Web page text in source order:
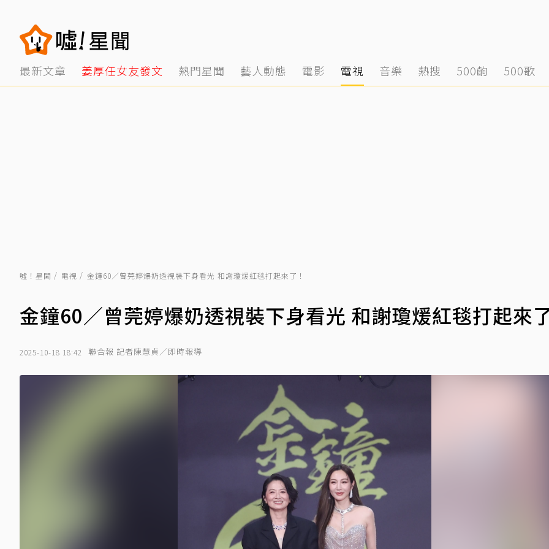
最新文章 姜厚任女友發文 熱門星聞 藝人動態 電影 電視 音樂 熱搜 500齣 500歌
噓！星聞 電視 金鐘60／曾莞婷爆奶透視裝下身看光 和謝瓊煖紅毯打起來了！
金鐘60／曾莞婷爆奶透視裝下身看光 和謝瓊煖紅毯打起來
2025-10-18 18:42 聯合報 記者陳慧貞／即時報導